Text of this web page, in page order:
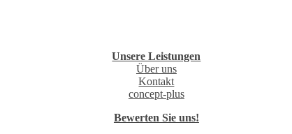
Unsere Leistungen
Über uns
Kontakt
concept-plus
Bewerten Sie uns!